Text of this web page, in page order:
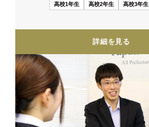
高校1年生 高校2年生 高校3年生
詳細を見る